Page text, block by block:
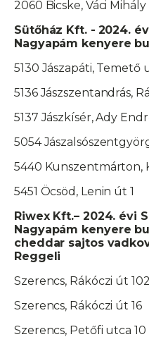
2060 Bicske, Váci Mihály
Sütőház Kft. - 2024.
Nagyapám kenyere
5130 Jászapáti, Temető
5136 Jászszentandrás,
5137 Jászkísér, Ady
5054
5440 Kunszentmárton,
5451 Öcsöd, Lenin út 1
Riwex Kft.– 2024. évi
Nagyapám kenyere
cheddar sajtos
Reggeli
Szerencs, Rákóczi út 102
Szerencs, Rákóczi út 16
Szerencs, Petőfi utca 10